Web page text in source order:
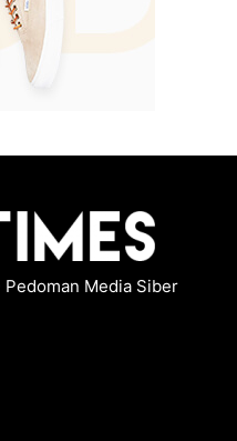
Pedoman Media Siber